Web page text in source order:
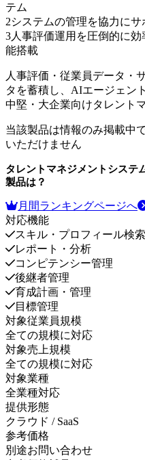
テム
2システムの管理を協力に
3人事評価運用を圧倒的に
能搭載
人事評価・従業員データ・
タを蓄積し、AIエージェン
中堅・大企業向けタレント
当該製品は情報のみ掲載中
いただけません
タレントマネジメントシステ
製品は？
月間ランキングページへ
対応機能
スキル・プロフィール検索
レポート・分析
コンピテンシー管理
後継者管理
育成計画・管理
目標管理
対象従業員規模
全ての規模に対応
対象売上規模
全ての規模に対応
対象業種
全業種対応
提供形態
クラウド / SaaS
参考価格
別途お問い合わせ